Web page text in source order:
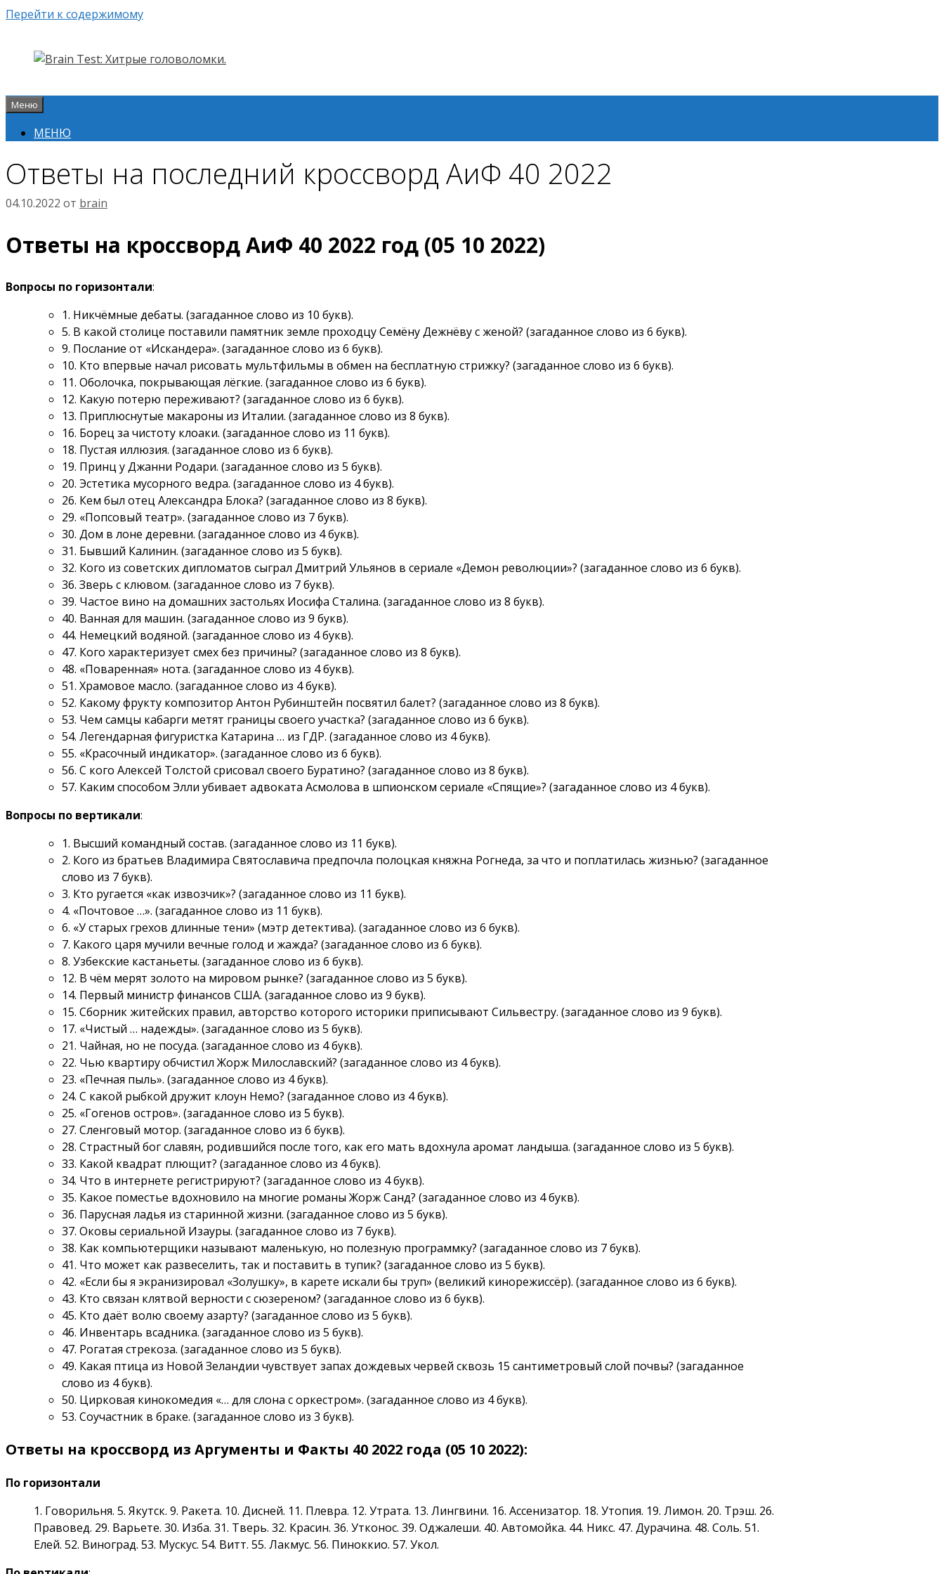
Перейти к содержимому
Меню
МЕНЮ
Ответы на последний кроссворд АиФ 40 2022
04.10.2022 от brain
Ответы на кроссворд АиФ 40 2022 год (05 10 2022)
Вопросы по горизонтали:
1. Никчёмные дебаты. (загаданное слово из 10 букв).
5. В какой столице поставили памятник земле проходцу Семёну Дежнёву с женой? (загаданное слово из 6 букв).
9. Послание от «Искандера». (загаданное слово из 6 букв).
10. Кто впервые начал рисовать мультфильмы в обмен на бесплатную стрижку? (загаданное слово из 6 букв).
11. Оболочка, покрывающая лёгкие. (загаданное слово из 6 букв).
12. Какую потерю переживают? (загаданное слово из 6 букв).
13. Приплюснутые макароны из Италии. (загаданное слово из 8 букв).
16. Борец за чистоту клоаки. (загаданное слово из 11 букв).
18. Пустая иллюзия. (загаданное слово из 6 букв).
19. Принц у Джанни Родари. (загаданное слово из 5 букв).
20. Эстетика мусорного ведра. (загаданное слово из 4 букв).
26. Кем был отец Александра Блока? (загаданное слово из 8 букв).
29. «Попсовый театр». (загаданное слово из 7 букв).
30. Дом в лоне деревни. (загаданное слово из 4 букв).
31. Бывший Калинин. (загаданное слово из 5 букв).
32. Кого из советских дипломатов сыграл Дмитрий Ульянов в сериале «Демон революции»? (загаданное слово из 6 букв).
36. Зверь с клювом. (загаданное слово из 7 букв).
39. Частое вино на домашних застольях Иосифа Сталина. (загаданное слово из 8 букв).
40. Ванная для машин. (загаданное слово из 9 букв).
44. Немецкий водяной. (загаданное слово из 4 букв).
47. Кого характеризует смех без причины? (загаданное слово из 8 букв).
48. «Поваренная» нота. (загаданное слово из 4 букв).
51. Храмовое масло. (загаданное слово из 4 букв).
52. Какому фрукту композитор Антон Рубинштейн посвятил балет? (загаданное слово из 8 букв).
53. Чем самцы кабарги метят границы своего участка? (загаданное слово из 6 букв).
54. Легендарная фигуристка Катарина … из ГДР. (загаданное слово из 4 букв).
55. «Красочный индикатор». (загаданное слово из 6 букв).
56. С кого Алексей Толстой срисовал своего Буратино? (загаданное слово из 8 букв).
57. Каким способом Элли убивает адвоката Асмолова в шпионском сериале «Спящие»? (загаданное слово из 4 букв).
Вопросы по вертикали:
1. Высший командный состав. (загаданное слово из 11 букв).
2. Кого из братьев Владимира Святославича предпочла полоцкая княжна Рогнеда, за что и поплатилась жизнью? (загаданное
слово из 7 букв).
3. Кто ругается «как извозчик»? (загаданное слово из 11 букв).
4. «Почтовое …». (загаданное слово из 11 букв).
6. «У старых грехов длинные тени» (мэтр детектива). (загаданное слово из 6 букв).
7. Какого царя мучили вечные голод и жажда? (загаданное слово из 6 букв).
8. Узбекские кастаньеты. (загаданное слово из 6 букв).
12. В чём мерят золото на мировом рынке? (загаданное слово из 5 букв).
14. Первый министр финансов США. (загаданное слово из 9 букв).
15. Сборник житейских правил, авторство которого историки приписывают Сильвестру. (загаданное слово из 9 букв).
17. «Чистый … надежды». (загаданное слово из 5 букв).
21. Чайная, но не посуда. (загаданное слово из 4 букв).
22. Чью квартиру обчистил Жорж Милославский? (загаданное слово из 4 букв).
23. «Печная пыль». (загаданное слово из 4 букв).
24. С какой рыбкой дружит клоун Немо? (загаданное слово из 4 букв).
25. «Гогенов остров». (загаданное слово из 5 букв).
27. Сленговый мотор. (загаданное слово из 6 букв).
28. Страстный бог славян, родившийся после того, как его мать вдохнула аромат ландыша. (загаданное слово из 5 букв).
33. Какой квадрат плющит? (загаданное слово из 4 букв).
34. Что в интернете регистрируют? (загаданное слово из 4 букв).
35. Какое поместье вдохновило на многие романы Жорж Санд? (загаданное слово из 4 букв).
36. Парусная ладья из старинной жизни. (загаданное слово из 5 букв).
37. Оковы сериальной Изауры. (загаданное слово из 7 букв).
38. Как компьютерщики называют маленькую, но полезную программку? (загаданное слово из 7 букв).
41. Что может как развеселить, так и поставить в тупик? (загаданное слово из 5 букв).
42. «Если бы я экранизировал «Золушку», в карете искали бы труп» (великий кинорежиссёр). (загаданное слово из 6 букв).
43. Кто связан клятвой верности с сюзереном? (загаданное слово из 6 букв).
45. Кто даёт волю своему азарту? (загаданное слово из 5 букв).
46. Инвентарь всадника. (загаданное слово из 5 букв).
47. Рогатая стрекоза. (загаданное слово из 5 букв).
49. Какая птица из Новой Зеландии чувствует запах дождевых червей сквозь 15 сантиметровый слой почвы? (загаданное
слово из 4 букв).
50. Цирковая кинокомедия «… для слона с оркестром». (загаданное слово из 4 букв).
53. Соучастник в браке. (загаданное слово из 3 букв).
Ответы на кроссворд из Аргументы и Факты 40 2022 года (05 10 2022):
По горизонтали
1. Говорильня. 5. Якутск. 9. Ракета. 10. Дисней. 11. Плевра. 12. Утрата. 13. Лингвини. 16. Ассенизатор. 18. Утопия. 19. Лимон. 20. Трэш. 26.
Правовед. 29. Варьете. 30. Изба. 31. Тверь. 32. Красин. 36. Утконос. 39. Оджалеши. 40. Автомойка. 44. Никс. 47. Дурачина. 48. Соль. 51.
Елей. 52. Виноград. 53. Мускус. 54. Витт. 55. Лакмус. 56. Пиноккио. 57. Укол.